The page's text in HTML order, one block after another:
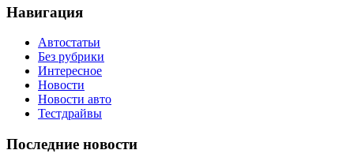
Навигация
Автостатьи
Без рубрики
Интересное
Новости
Новости авто
Тестдрайвы
Последние новости